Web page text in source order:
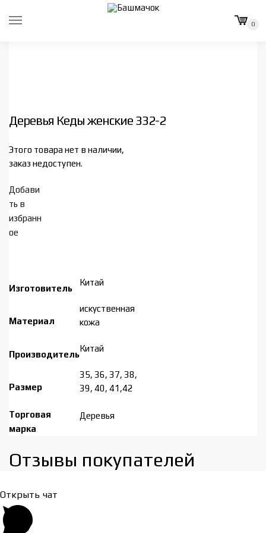
0
Деревья Кеды женские 332-2
Этого товара нет в наличии,
заказ недоступен.
Добави
ть в
избранн
ое
Изготовитель
Китай
Материал
искуственная
кожа
Производитель
Китай
Размер
35, 36, 37, 38,
39, 40, 41,42
Торговая
марка
Деревья
Отзывы покупателей​
Открыть чат